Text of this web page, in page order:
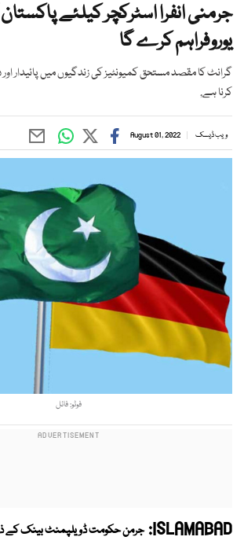
یوروفراہم کرے گا
گرانٹ کا مقصد مستحق کمیونٹیز کی زندگیوں میں پائیدار
کرنا ہے,
ویب ڈیسک August 01, 2022
فوٹو: فائل
ISLAMABAD: جرمن حکومت ڈویلپمنٹ بینک کے